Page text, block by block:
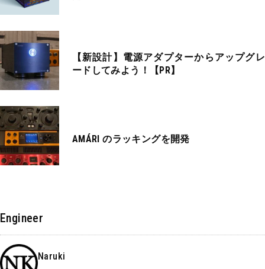
【新設計】電源アダプターからアップグレ
ードしてみよう！【PR】
AMÁRI のラッキングを開発
Engineer
Naruki